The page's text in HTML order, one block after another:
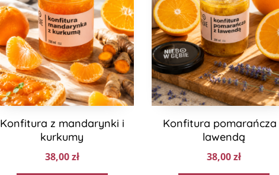
Konfitura z mandarynki i
kurkumy
38,00zł
Konfitura pomarańcza
lawendą
38,00zł